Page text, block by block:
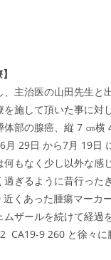
主治医の山田先生と
施して頂いた事に対
体部の腺癌、縦 7 ㎝横
月 29日 から7月 19日
もなく少し以外な感
ぎるように昔行っ
くあった腫瘍マーカ
ザールを続けて経
CA19-9 260 と徐々